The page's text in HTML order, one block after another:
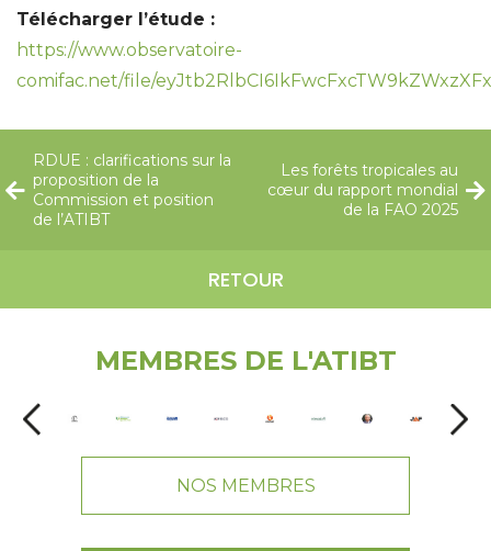
Télécharger l’étude :
https://www.observatoire-
comifac.net/file/
RDUE : clarifications sur la
proposition de la
Commission et position
de l’ATIBT
RETOUR
Les forêts tropicales au
cœur du rapport mondial
de la FAO 2025
MEMBRES DE L'ATIBT
NOS MEMBRES